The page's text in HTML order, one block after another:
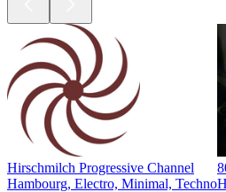
Hirschmilch Progressive Channel
Hambourg, Electro, Minimal, Techno